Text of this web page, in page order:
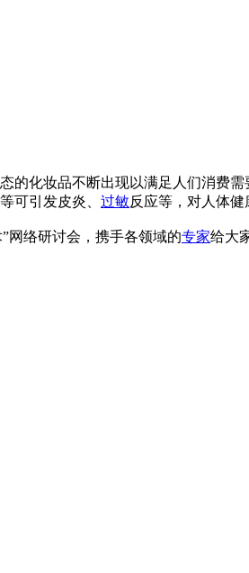
的化妆品不断出现以满足人们消费
可引发皮炎、 过敏反应等，对人体健
络研讨会，携手各领域的专家给大